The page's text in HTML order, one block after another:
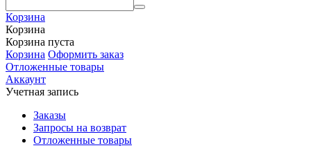
Корзина
Корзина
Корзина пуста
Корзина Оформить заказ
Отложенные товары
Аккаунт
Учетная запись
Заказы
Запросы на возврат
Отложенные товары